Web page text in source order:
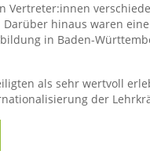
Vertreter:innen
hinaus waren
in Baden-
als sehr wertvoll
der